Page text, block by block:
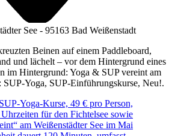
See - 95163 Bad Weißenstadt